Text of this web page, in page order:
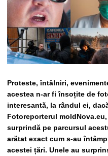
Proteste, întâlniri,
acestea n-ar fi însoțite de
interesantă, la rândul ei,
Fotoreporterul
surprindă pe parcursul
arătat exact cum s-au
acestei țări. Unele au